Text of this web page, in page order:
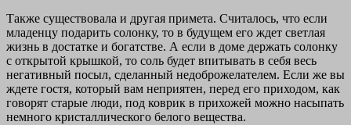
Также существовала и другая примета. Считалось, что если
младенцу подарить солонку, то в будущем его ждет светлая
жизнь в достатке и богатстве. А если в доме держать солонку
с открытой крышкой, то соль будет впитывать в себя весь
негативный посыл, сделанный недоброжелателем. Если же вы
ждете гостя, который вам неприятен, перед его приходом, как
говорят старые люди, под коврик в прихожей можно насыпать
немного кристаллического белого вещества.